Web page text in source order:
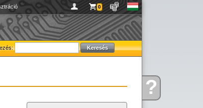
Kérdése?
0